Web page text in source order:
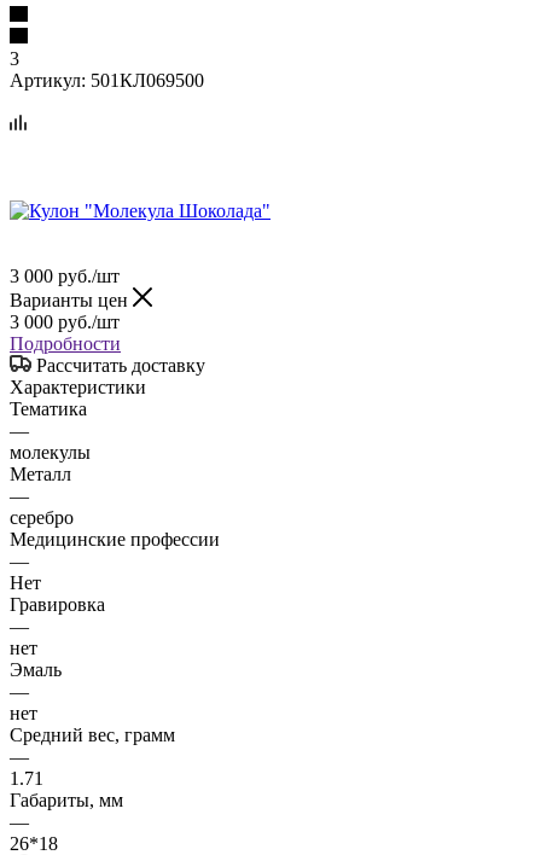
3
Артикул: 501КЛ069500
3 000 руб./шт
Варианты цен
3 000 руб./шт
Подробности
Рассчитать доставку
Характеристики
Тематика
—
молекулы
Металл
—
серебро
Медицинские профессии
—
Нет
Гравировка
—
нет
Эмаль
—
нет
Средний вес, грамм
—
1.71
Габариты, мм
—
26*18